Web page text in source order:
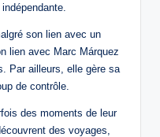
son lien avec un
lien avec Marc Márquez
Par ailleurs, elle gère sa
de contrôle.
des moments de leur
des voyages,